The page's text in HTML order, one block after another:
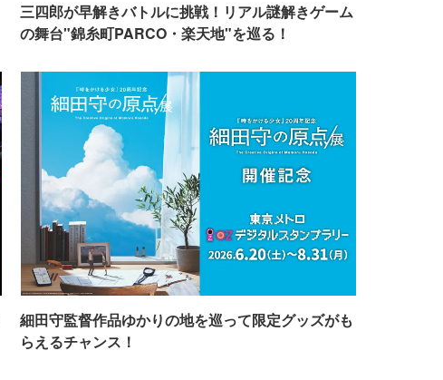
三四郎が早解きバトルに挑戦！リアル謎解きゲーム
の舞台"錦糸町PARCO・楽天地"を巡る！
細田守監督作品ゆかりの地を巡って限定グッズがも
らえるチャンス！